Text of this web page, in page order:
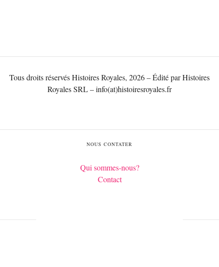
Tous droits réservés Histoires Royales, 2026 – Édité par Histoires
Royales SRL – info(at)histoiresroyales.fr
NOUS CONTATER
Qui sommes-nous?
Contact